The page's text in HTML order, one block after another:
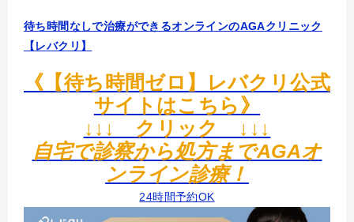
待ち時間なしで治療ができるオンラインのAGAクリニック
【レバクリ】
《【待ち時間ゼロ】レバクリ公式
サイトはこちら》
↓↓↓ クリック ↓↓↓
自宅で診察から処方までAGAオ
ンライン診療！
24時間予約OK